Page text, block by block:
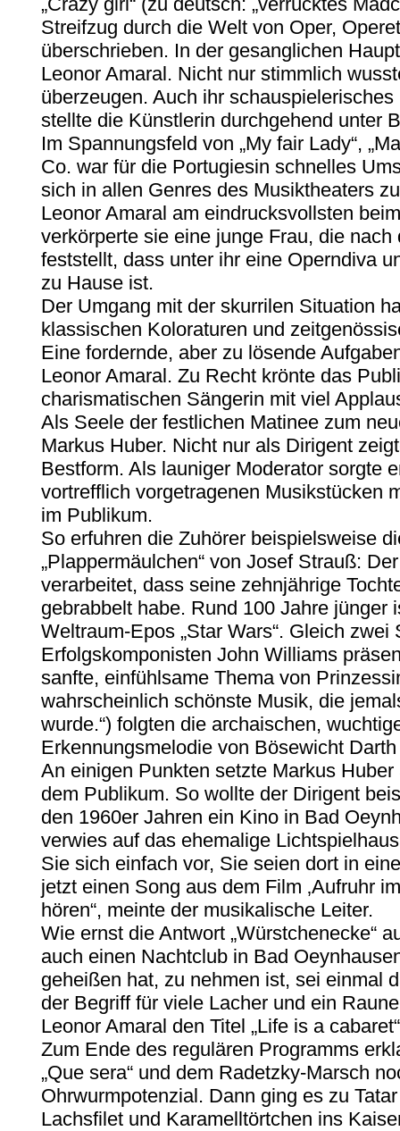
Streifzug durch die Welt von Oper,
überschrieben. In der gesanglichen
Leonor Amaral. Nicht nur stimmlich
überzeugen. Auch ihr
stellte die Künstlerin durchgehend unter
Im Spannungsfeld von „My fair Lady“,
Co. war für die Portugiesin schnelles
sich in allen Genres des Musiktheaters
Leonor Amaral am eindrucksvollsten
verkörperte sie eine junge Frau, die
feststellt, dass unter ihr eine Operndiva
zu Hause ist.
Der Umgang mit der skurrilen Situation
klassischen Koloraturen und
Eine fordernde, aber zu lösende
Leonor Amaral. Zu Recht krönte das
charismatischen Sängerin mit viel
Als Seele der festlichen Matinee zum
Markus Huber. Nicht nur als Dirigent
Bestform. Als launiger Moderator sorgte
vortrefflich vorgetragenen Musikstücken
im Publikum.
So erfuhren die Zuhörer beispielsweise
„Plappermäulchen“ von Josef Strauß:
verarbeitet, dass seine zehnjährige
gebrabbelt habe. Rund 100 Jahre jünger
Weltraum-Epos „Star Wars“. Gleich
Erfolgskomponisten John Williams
sanfte, einfühlsame Thema von
wahrscheinlich schönste Musik, die
wurde.“) folgten die archaischen,
Erkennungsmelodie von Bösewicht Darth
An einigen Punkten setzte Markus
dem Publikum. So wollte der Dirigent
den 1960er Jahren ein Kino in Bad
verwies auf das ehemalige
Sie sich einfach vor, Sie seien dort in
jetzt einen Song aus dem Film ‚Aufruhr
hören“, meinte der musikalische Leiter.
Wie ernst die Antwort „Würstchenecke“
auch einen Nachtclub in Bad
geheißen hat, zu nehmen ist, sei einmal
der Begriff für viele Lacher und ein
Leonor Amaral den Titel „Life is a
Zum Ende des regulären Programms
„Que sera“ und dem Radetzky-Marsch
Ohrwurmpotenzial. Dann ging es zu
Lachsfilet und Karamelltörtchen ins